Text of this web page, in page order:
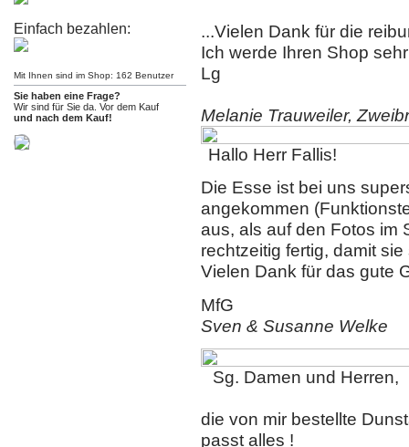
Einfach bezahlen:
Mit Ihnen sind im Shop: 162 Benutzer
Sie haben eine Frage?
Wir sind für Sie da. Vor dem Kauf
und nach dem Kauf!
...Vielen Dank für die
Ich werde Ihren Shop
Lg
Melanie Trauweiler,
Hallo Herr Fallis!
Die Esse ist bei uns
angekommen
aus, als auf den Fotos im
rechtzeitig fertig, damit
Vielen Dank für das gute
MfG
Sven & Susanne Welke
Sg. Damen und Herren,
die von mir bestellte
passt alles !